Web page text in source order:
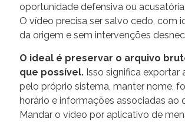
oportunidade defensiva ou
O vídeo precisa ser salvo cedo, com
da origem e sem intervenções
O ideal é preservar o arquivo
que possível. Isso significa exportar
pelo próprio sistema, manter nome,
horário e informações associadas ao
Mandar o vídeo por aplicativo de